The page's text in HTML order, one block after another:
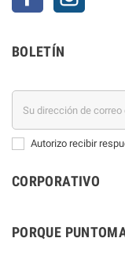
BOLETÍN
Autorizo recibir
CORPORATIVO
PORQUE